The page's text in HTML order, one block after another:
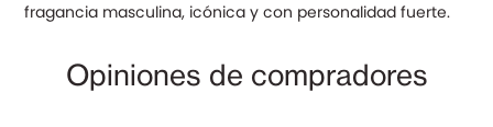
fragancia masculina, icónica y con personalidad fuerte.
Opiniones de compradores